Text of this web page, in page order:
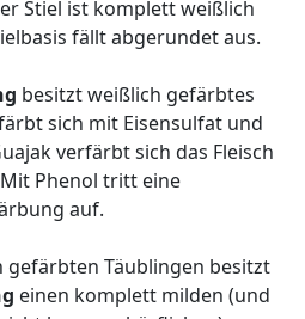
Stiel ist komplett weißlich
fällt abgerundet aus.
besitzt weißlich gefärbtes
sich mit Eisensulfat und
verfärbt sich das Fleisch
Phenol tritt eine
auf.
gefärbten Täublingen besitzt
einen komplett milden (und